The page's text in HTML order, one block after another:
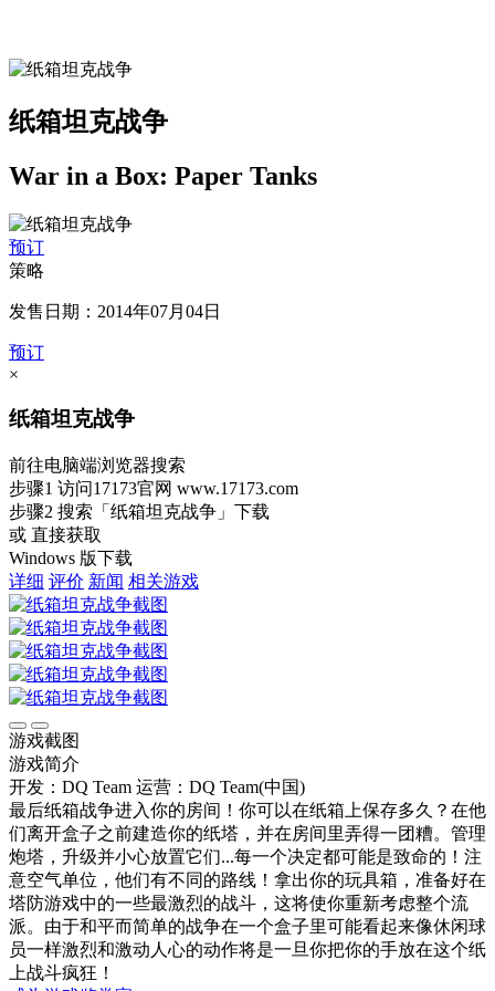
纸箱坦克战争
War in a Box: Paper Tanks
预订
策略
发售日期：2014年07月04日
预订
×
纸箱坦克战争
前往电脑端浏览器搜索
步骤1 访问17173官网 www.17173.com
步骤2 搜索 「纸箱坦克战争」 下载
或 直接获取
Windows 版下载
详细 评价 新闻 相关游戏
游戏截图
游戏简介
开发：DQ Team 运营：DQ Team(中国)
最后纸箱战争进入你的房间！你可以在纸箱上保存多久？在他
们离开盒子之前建造你的纸塔，并在房间里弄得一团糟。管理
炮塔，升级并小心放置它们...每一个决定都可能是致命的！注
意空气单位，他们有不同的路线！拿出你的玩具箱，准备好在
塔防游戏中的一些最激烈的战斗，这将使你重新考虑整个流
派。由于和平而简单的战争在一个盒子里可能看起来像休闲球
员一样激烈和激动人心的动作将是一旦你把你的手放在这个纸
上战斗疯狂！